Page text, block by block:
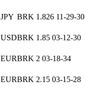
JPY BRK 1.826 11-29-30
USDBRK 1.85 03-12-30
EURBRK 2 03-18-34
EURBRK 2.15 03-15-28